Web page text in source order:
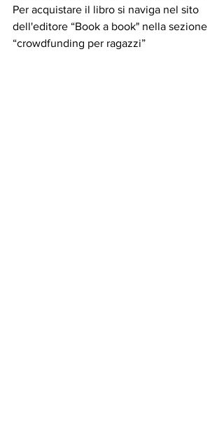
Per acquistare il libro si naviga nel sito
dell'editore “Book a book" nella sezione
“crowdfunding per ragazzi”